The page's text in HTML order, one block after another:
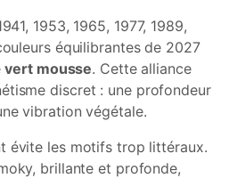
1953, 1965, 1977, 1989,
équilibrantes de 2027
vert mousse. Cette alliance
discret : une profondeur
vibration végétale.
évite les motifs trop littéraux.
brillante et profonde,